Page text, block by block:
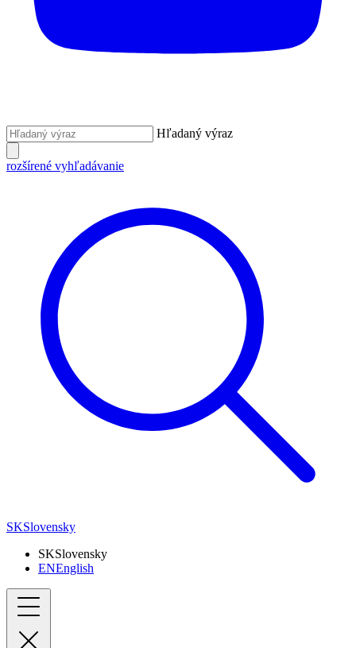
Hľadaný výraz
rozšírené vyhľadávanie
SKSlovensky
SKSlovensky
ENEnglish